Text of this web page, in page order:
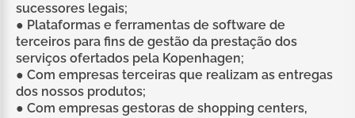
sucessores legais;
● Plataformas e ferramentas de software de
terceiros para fins de gestão da prestação dos
serviços ofertados pela Kopenhagen;
● Com empresas terceiras que realizam as entregas
dos nossos produtos;
● Com empresas gestoras de shopping centers,